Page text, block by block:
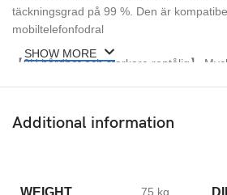
täckningsgrad på 99 %. Den är
mobiltelefonfodral
【9H hårdhet och starkare reptålig】
rengöra och skyddar mot svett effektivt.
SHOW MORE
Additional information
WEIGHT 75 kg